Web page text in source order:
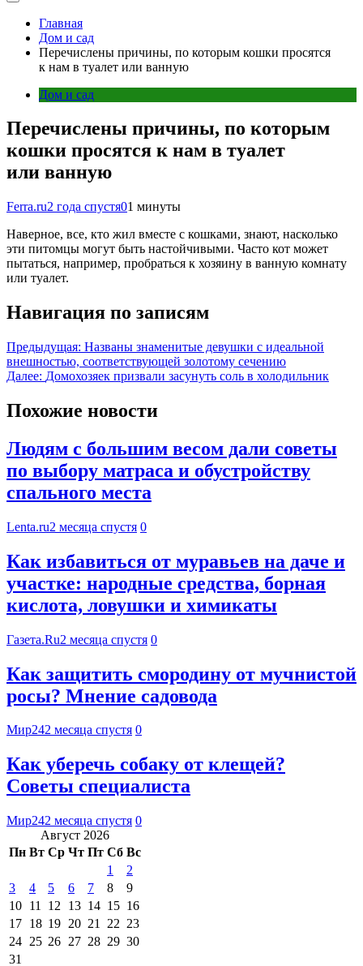
Главная
Дом и сад
Перечислены причины, по которым кошки просятся
к нам в туалет или ванную
Дом и сад
Перечислены причины, по которым
кошки просятся к нам в туалет
или ванную
Ferra.ru2 года спустя01 минуты
Наверное, все, кто жил вместе с кошками, знают, насколько
эти питомцы могут быть настойчивыми. Часто кот может
пытаться, например, пробраться к хозяину в ванную комнату
или туалет.
Навигация по записям
Предыдущая: Названы знаменитые девушки с идеальной
внешностью, соответствующей золотому сечению
Далее: Домохозяек призвали засунуть соль в холодильник
Похожие новости
Людям с большим весом дали советы
по выбору матраса и обустройству
спального места
Lenta.ru2 месяца спустя 0
Как избавиться от муравьев на даче и
участке: народные средства, борная
кислота, ловушки и химикаты
Газета.Ru2 месяца спустя 0
Как защитить смородину от мучнистой
росы? Мнение садовода
Мир242 месяца спустя 0
Как уберечь собаку от клещей?
Советы специалиста
Мир242 месяца спустя 0
Август 2026
Пн Вт Ср Чт Пт Сб Вс
1
2
3
4 5 6 7 8
9
10 11 12 13 14 15 16
17 18 19 20 21 22 23
24 25 26 27 28 29 30
31